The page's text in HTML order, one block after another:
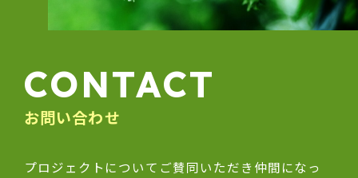
CONTACT
お問い合わせ
プロジェクトについてご賛同いただき仲間になっ